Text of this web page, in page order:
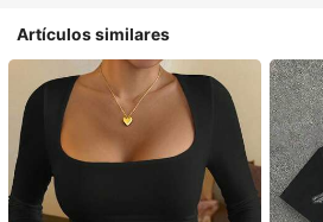
Artículos similares